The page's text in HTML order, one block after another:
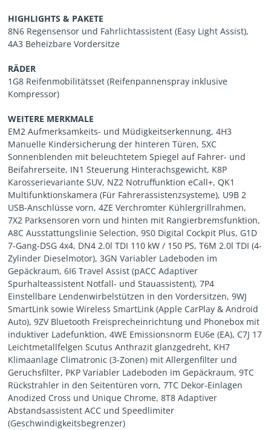
HIGHLIGHTS & PAKETE
8N6 Regensensor und Fahrlichtassistent (Easy Light Assist),
4A3 Beheizbare Vordersitze
RÄDER
1G8 Reifenmobilitätsset (Reifenpannenspray inklusive
Kompressor)
WEITERE MERKMALE
EM2 Aufmerksamkeits- und Müdigkeitserkennung, 4H3
Manuelle Kindersicherung der hinteren Türen, 5XC
Sonnenblenden mit beleuchtetem Spiegel auf Fahrer- und
Beifahrerseite, IN1 Steuerung Hinterachsgewicht, K8P
Karosserievariante SUV, NZ2 Notruffunktion eCall+, QK1
Multifunktionskamera (Für Fahrerassistenzsysteme), U9B 2
USB-Anschlüsse vorn, 4ZE Verchromter Kühlergrillrahmen,
7X2 Parksensoren vorn und hinten mit Rangierbremsfunktion,
A8C Ausstattungslinie Selection, 9S0 Digital Cockpit Plus, G1D
7-Gang-DSG 4x4, DN4 2.0l TDI 110 kW / 150 PS, T6M 2.0l TDI (4-
Zylinder Dieselmotor), 3GN Variabler Ladeboden im
Gepäckraum, 6I6 Travel Assist (pACC Adaptiver
Spurhalteassistent Notfall- und Stauassistent), 7P4
Einstellbare Lendenwirbelstützen in den Vordersitzen, 9WJ
SmartLink sowie Wireless SmartLink (Apple CarPlay & Android
Auto), 9ZV Bluetooth Freisprecheinrichtung und Phonebox mit
induktiver Ladefunktion, 4WE Emissionsnorm EU6e (EA), C7J 17
Leichtmetallfelgen Scutus Anthrazit glanzgedreht, KH7
Klimaanlage Climatronic (3-Zonen) mit Allergenfilter und
Geruchsfilter, PKP Variabler Ladeboden im Gepäckraum, 9TC
Rückstrahler in den Seitentüren vorn, 7TC Dekor-Einlagen
Anodized Cross und Unique Chrome, 8T8 Adaptiver
Abstandsassistent ACC und Speedlimiter
(Geschwindigkeitsbegrenzer)